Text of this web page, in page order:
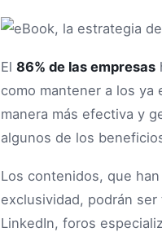
El 86% de las empresas
como mantener a los ya
manera más efectiva y
algunos de los
Los contenidos, que
exclusividad, podrán
LinkedIn, foros